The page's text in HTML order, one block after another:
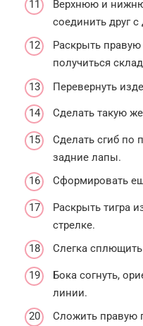
Верхнюю и
соединить друг с
Раскрыть
получиться
Перевернуть
Сделать такую
Сделать сгиб по
задние лапы.
Сформировать
Раскрыть тигра
стрелке.
Слегка сплющить
Бока согнуть,
линии.
Сложить правую